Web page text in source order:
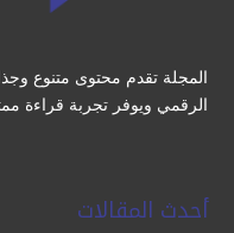
المجلة تقدم محتوى متنوع
الرقمي ويوفر تجربة قراءة
أحدث المقالات